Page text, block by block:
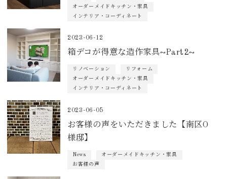
オーダーメイドキッチン・家具
インテリア・コーディネート
2023-06-12
箱デコが得意な造作家具~Part2~
リノベーション
リフォーム
オーダーメイドキッチン・家具
インテリア・コーディネート
2023-06-05
お客様の声をいただきました【南区O
様邸】
News
オーダーメイドキッチン・家具
お客様の声